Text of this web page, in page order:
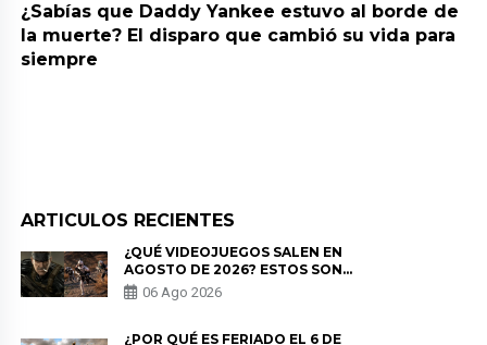
¿Sabías que Daddy Yankee estuvo al borde de
la muerte? El disparo que cambió su vida para
siempre
ARTICULOS RECIENTES
¿QUÉ VIDEOJUEGOS SALEN EN
AGOSTO DE 2026? ESTOS SON
LOS ESTRENOS MÁS ESPERADOS
06 Ago 2026
¿POR QUÉ ES FERIADO EL 6 DE